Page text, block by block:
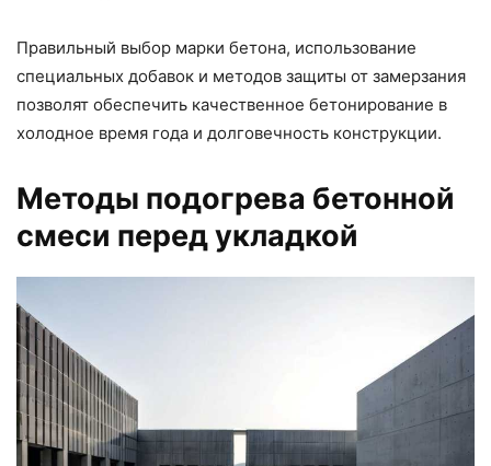
Правильный выбор марки бетона, использование
специальных добавок и методов защиты от замерзания
позволят обеспечить качественное бетонирование в
холодное время года и долговечность конструкции.
Методы подогрева бетонной
смеси перед укладкой